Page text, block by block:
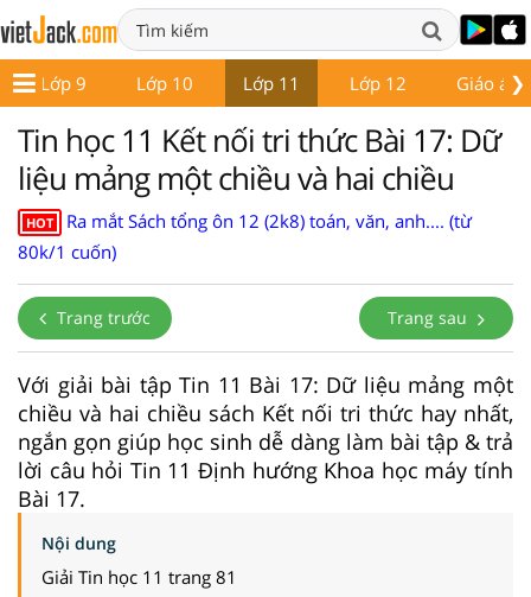
❯
Lớp 9 Lớp 10 Lớp 11 Lớp 12 Giáo án
Tin học 11 Kết nối tri thức Bài 17: Dữ
liệu mảng một chiều và hai chiều
HOT
Ra mắt Sách tổng ôn 12 (2k8) toán, văn, anh.... (từ
80k/1 cuốn)
Trang trước Trang sau
Với giải bài tập Tin 11 Bài 17: Dữ liệu mảng một
chiều và hai chiều sách Kết nối tri thức hay nhất,
ngắn gọn giúp học sinh dễ dàng làm bài tập & trả
lời câu hỏi Tin 11 Định hướng Khoa học máy tính
Bài 17.
Nội dung
Giải Tin học 11 trang 81